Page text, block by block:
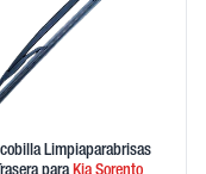
Limpiaparabrisas